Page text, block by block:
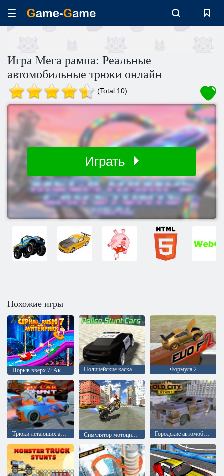
Игра Мега рампа: Реальные
автомобильные трюки онлайн
(Total 10)
Играть
Похожие игры
Порыв вверх 7: Аквапарк Полицейские каскадеры Формула 2
Трюки летающих автомобилей 2 Симулятор мотоцикла: Гонки и трюки Городские автомобильные трюки. Старый город